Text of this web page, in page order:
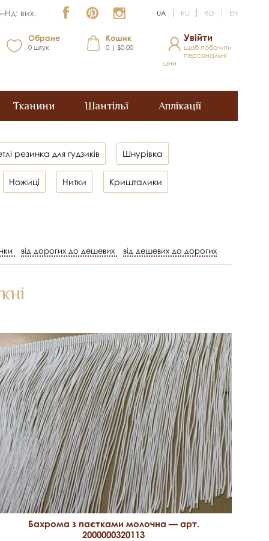
вих. UA RU RO EN
Обране
0 штук
Кошик
0 | $0.00
Увійти
щоб побачити
персональні
ціни
Тканини Шантільї Аплікації
резинка для ґудзиків Шнурівка
Ножиці Нитки Кришталики
від дорогих до дешевих від дешевих до дорогих
Бахрома з паєтками молочна — арт.
2000000320113